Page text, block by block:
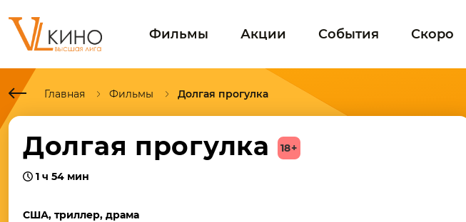
Фильмы Акции События Скоро
Главная Фильмы Долгая прогулка
Долгая прогулка 18+
1 ч 54 мин
США, триллер, драма